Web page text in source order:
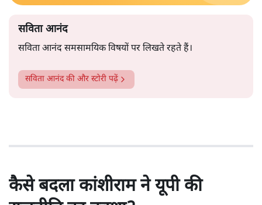
सविता आनंद
सविता आनंद समसामयिक विषयों पर लिखते रहते हैं।
सविता आनंदकी और स्टोरी पढ़ें
कैसे बदला कांशीराम ने यूपी की